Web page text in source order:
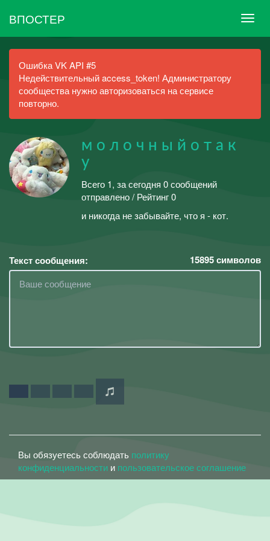
ВПОСТЕР
Ошибка VK API #5
Недействительный access_token! Администратору
сообщества нужно авторизоваться на сервисе
повторно.
м о л о ч н ы й о т а к
у
Всего 1, за сегодня 0 сообщений
отправлено / Рейтинг 0
и никогда не забывайте, что я - кот.
Текст сообщения: 15895символов
Вы обязуетесь соблюдать политику
конфиденциальности и пользовательское соглашение